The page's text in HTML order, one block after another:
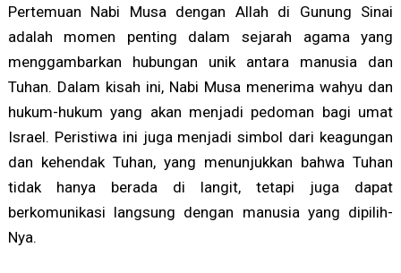
Pertemuan Nabi Musa dengan Allah di Gunung Sinai
adalah momen penting dalam sejarah agama yang
menggambarkan hubungan unik antara manusia dan
Tuhan. Dalam kisah ini, Nabi Musa menerima wahyu dan
hukum-hukum yang akan menjadi pedoman bagi umat
Israel. Peristiwa ini juga menjadi simbol dari keagungan
dan kehendak Tuhan, yang menunjukkan bahwa Tuhan
tidak hanya berada di langit, tetapi juga dapat
berkomunikasi langsung dengan manusia yang dipilih-
Nya.